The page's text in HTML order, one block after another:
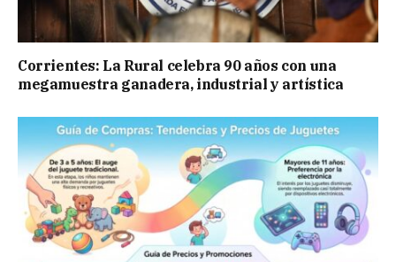
Corrientes: La Rural celebra 90 años con una
megamuestra ganadera, industrial y artística